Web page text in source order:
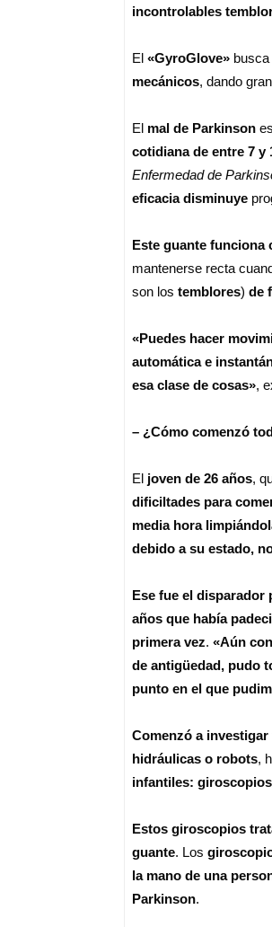
incontrolables
El «GyroGlove» busca
mecánicos, dando
El mal de Parkinson
cotidiana de entre 7 y
Enfermedad de
eficacia disminuye
Este guante funciona
mantenerse recta
son los temblores) de
«Puedes hacer
automática e
esa clase de cosas»,
– ¿Cómo comenzó
El joven de 26 años,
dificiltades para
media hora
debido a su estado,
Ese fue el disparador
años que había
primera vez. «Aún
de antigüedad, pudo
punto en el que
Comenzó a
hidráulicas o robots,
infantiles:
Estos giroscopios
guante. Los
la mano de una
Parkinson.